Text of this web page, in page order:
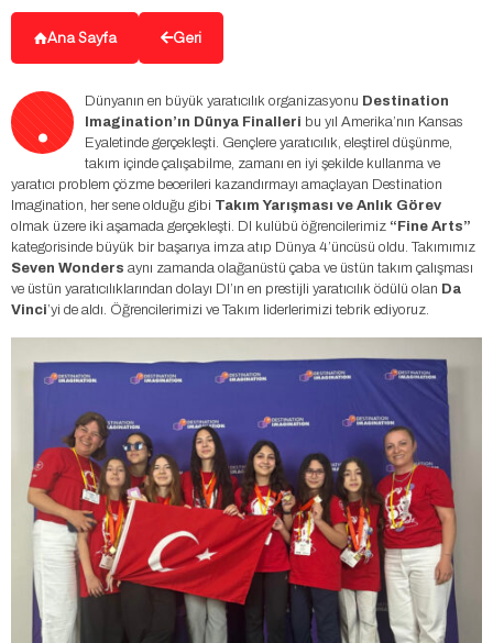
Ana Sayfa Geri
. Dünyanın en büyük yaratıcılık organizasyonu Destination
Imagination’ın Dünya Finalleri bu yıl Amerika’nın Kansas
Eyaletinde gerçekleşti. Gençlere yaratıcılık, eleştirel düşünme,
takım içinde çalışabilme, zamanı en iyi şekilde kullanma ve
yaratıcı problem çözme becerileri kazandırmayı amaçlayan Destination
Imagination, her sene olduğu gibi Takım Yarışması ve Anlık Görev
olmak üzere iki aşamada gerçekleşti. DI kulübü öğrencilerimiz “Fine Arts”
kategorisinde büyük bir başarıya imza atıp Dünya 4’üncüsü oldu. Takımımız
Seven Wonders aynı zamanda olağanüstü çaba ve üstün takım çalışması
ve üstün yaratıcılıklarından dolayı DI’ın en prestijli yaratıcılık ödülü olan Da
Vinci’yi de aldı. Öğrencilerimizi ve Takım liderlerimizi tebrik ediyoruz.